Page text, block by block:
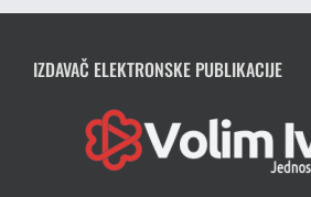
IZDAVAČ ELEKTRONSKE PUBLIKACIJE